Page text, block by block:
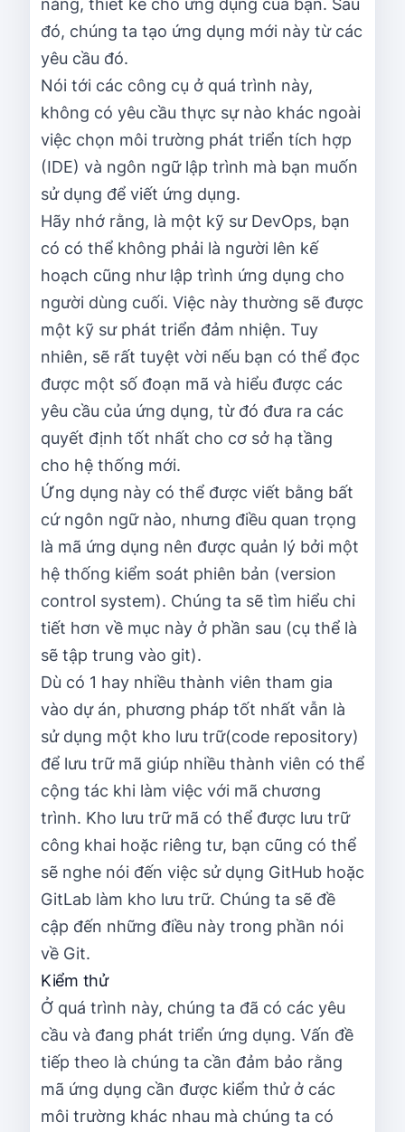
đó, chúng ta tạo ứng dụng mới này từ các
yêu cầu đó.
Nói tới các công cụ ở quá trình này,
không có yêu cầu thực sự nào khác ngoài
việc chọn môi trường phát triển tích hợp
(IDE) và ngôn ngữ lập trình mà bạn muốn
sử dụng để viết ứng dụng.
Hãy nhớ rằng, là một kỹ sư DevOps, bạn
có có thể không phải là người lên kế
hoạch cũng như lập trình ứng dụng cho
người dùng cuối. Việc này thường sẽ được
một kỹ sư phát triển đảm nhiện. Tuy
nhiên, sẽ rất tuyệt vời nếu bạn có thể đọc
được một số đoạn mã và hiểu được các
yêu cầu của ứng dụng, từ đó đưa ra các
quyết định tốt nhất cho cơ sở hạ tầng
cho hệ thống mới.
Ứng dụng này có thể được viết bằng bất
cứ ngôn ngữ nào, nhưng điều quan trọng
là mã ứng dụng nên được quản lý bởi một
hệ thống kiểm soát phiên bản (version
control system). Chúng ta sẽ tìm hiểu chi
tiết hơn về mục này ở phần sau (cụ thể là
sẽ tập trung vào git).
Dù có 1 hay nhiều thành viên tham gia
vào dự án, phương pháp tốt nhất vẫn là
sử dụng một kho lưu trữ(code repository)
để lưu trữ mã giúp nhiều thành viên có thể
cộng tác khi làm việc với mã chương
trình. Kho lưu trữ mã có thể được lưu trữ
công khai hoặc riêng tư, bạn cũng có thể
sẽ nghe nói đến việc sử dụng GitHub hoặc
GitLab làm kho lưu trữ. Chúng ta sẽ đề
cập đến những điều này trong phần nói
về Git.
Kiểm thử
Ở quá trình này, chúng ta đã có các yêu
cầu và đang phát triển ứng dụng. Vấn đề
tiếp theo là chúng ta cần đảm bảo rằng
mã ứng dụng cần được kiểm thử ở các
môi trường khác nhau mà chúng ta có